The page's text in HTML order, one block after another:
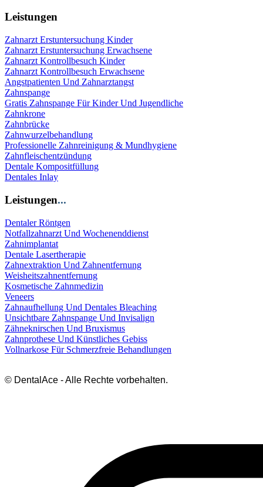
Leistungen
Zahnarzt Erstuntersuchung Kinder
Zahnarzt Erstuntersuchung Erwachsene
Zahnarzt Kontrollbesuch Kinder
Zahnarzt Kontrollbesuch Erwachsene
Angstpatienten Und Zahnarztangst
Zahnspange
Gratis Zahnspange Für Kinder Und Jugendliche
Zahnkrone
Zahnbrücke
Zahnwurzelbehandlung
Professionelle Zahnreinigung & Mundhygiene
Zahnfleischentzündung
Dentale Kompositfüllung
Dentales Inlay
Leistungen...
Dentaler Röntgen
Notfallzahnarzt Und Wochenenddienst
Zahnimplantat
Dentale Lasertherapie
Zahnextraktion Und Zahnentfernung
Weisheitszahnentfernung
Kosmetische Zahnmedizin
Veneers
Zahnaufhellung Und Dentales Bleaching
Unsichtbare Zahnspange Und Invisalign
Zähneknirschen Und Bruxismus
Zahnprothese Und Künstliches Gebiss
Vollnarkose Für Schmerzfreie Behandlungen
© DentalAce - Alle Rechte vorbehalten.